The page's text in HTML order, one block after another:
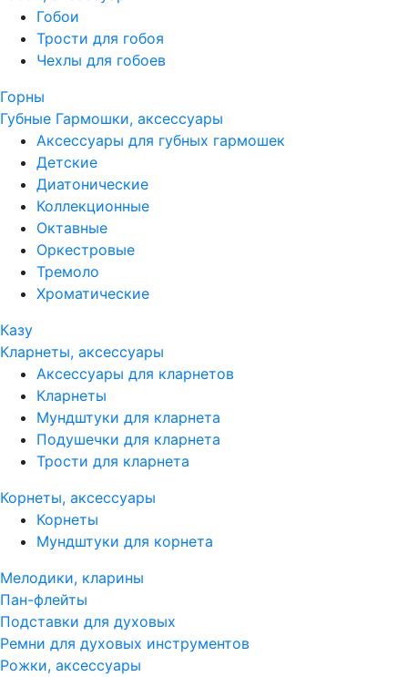
Гобои
Трости для гобоя
Чехлы для гобоев
Горны
Губные Гармошки, аксессуары
Аксессуары для губных гармошек
Детские
Диатонические
Коллекционные
Октавные
Оркестровые
Тремоло
Хроматические
Казу
Кларнеты, аксессуары
Аксессуары для кларнетов
Кларнеты
Мундштуки для кларнета
Подушечки для кларнета
Трости для кларнета
Корнеты, аксессуары
Корнеты
Мундштуки для корнета
Мелодики, кларины
Пан-флейты
Подставки для духовых
Ремни для духовых инструментов
Рожки, аксессуары